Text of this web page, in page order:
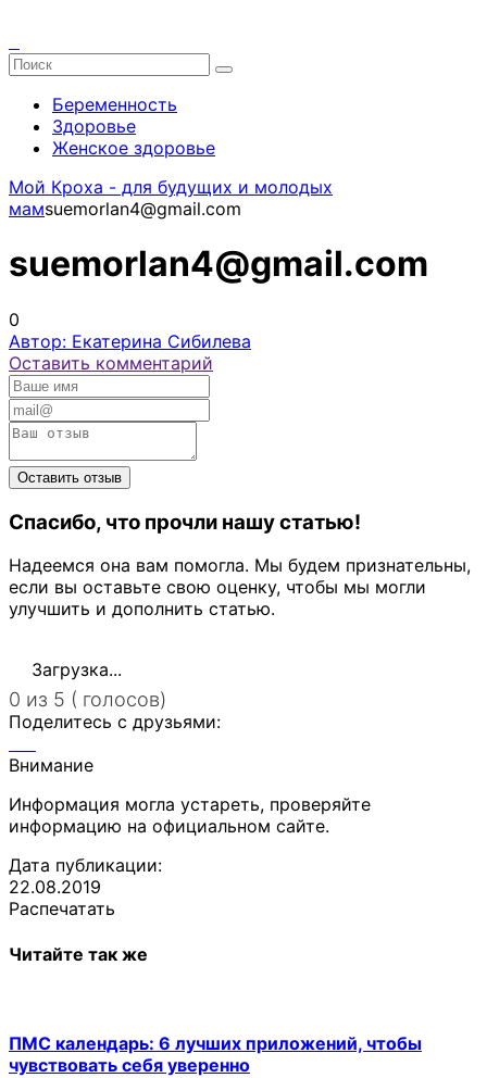
Беременность
Здоровье
Женское здоровье
Мой Кроха - для будущих и молодых
мамsuemorlan4@gmail.com
suemorlan4@gmail.com
0
Автор: Екатерина Сибилева
Оставить комментарий
Спасибо, что прочли нашу статью!
Надеемся она вам помогла. Мы будем признательны,
если вы оставьте свою оценку, чтобы мы могли
улучшить и дополнить статью.
Загрузка...
0 из 5 ( голосов)
Поделитесь с друзьями:
Внимание
Информация могла устареть, проверяйте
информацию на официальном сайте.
Дата публикации:
22.08.2019
Распечатать
Читайте так же
ПМС календарь: 6 лучших приложений, чтобы
чувствовать себя уверенно